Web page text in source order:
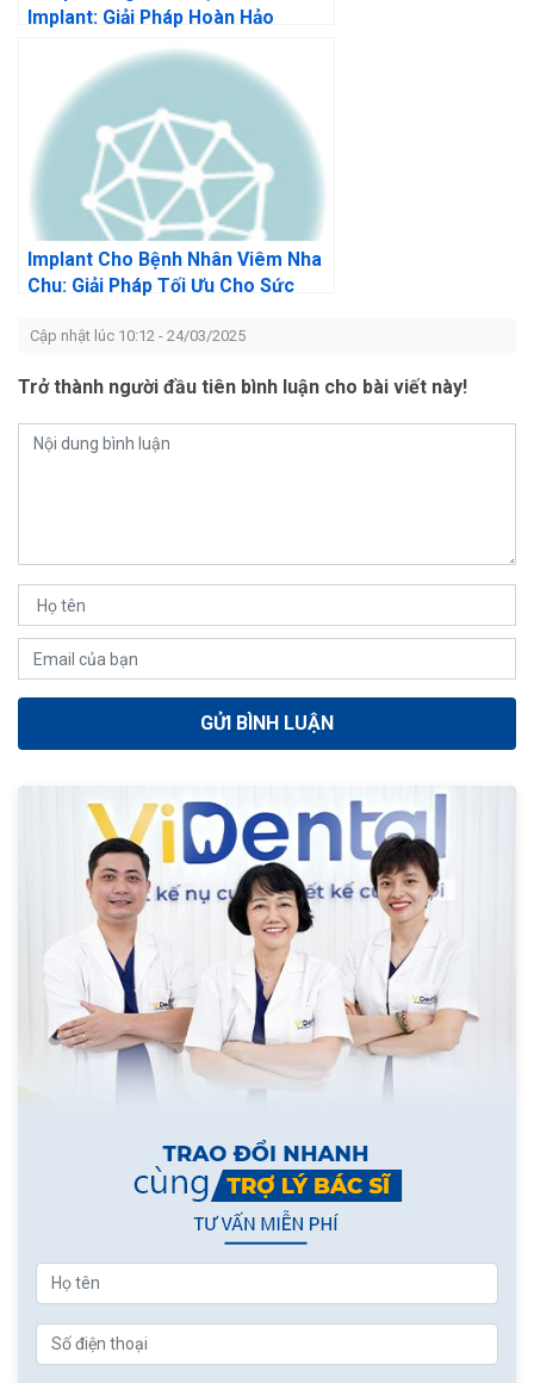
Implant: Giải Pháp Hoàn Hảo
Implant Cho Bệnh Nhân Viêm Nha
Chu: Giải Pháp Tối Ưu Cho Sức
Cập nhật lúc 10:12 - 24/03/2025
Trở thành người đầu tiên bình luận cho bài viết này!